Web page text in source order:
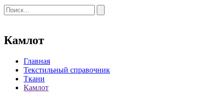
Камлот
Главная
Текстильный справочник
Ткани
Камлот